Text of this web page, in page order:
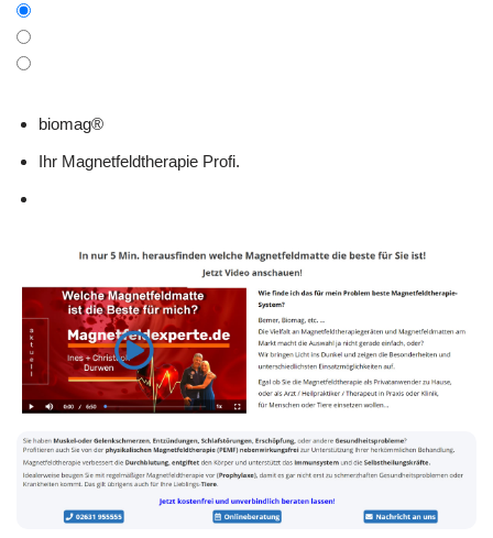
biomag®
Ihr Magnetfeldtherapie Profi.